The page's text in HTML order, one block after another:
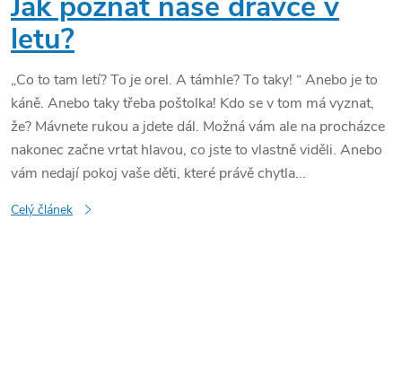
letu?
„Co to tam letí? To je orel. A támhle? To taky! “ Anebo je to
káně. Anebo taky třeba poštolka! Kdo se v tom má vyznat,
že? Mávnete rukou a jdete dál. Možná vám ale na procházce
nakonec začne vrtat hlavou, co jste to vlastně viděli. Anebo
vám nedají pokoj vaše děti, které právě chytla...
Celý článek